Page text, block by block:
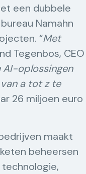
een dubbele
Namahn
“Met
Tegenbos, CEO
AI-oplossingen
a tot z te
26 miljoen euro
maakt
beheersen